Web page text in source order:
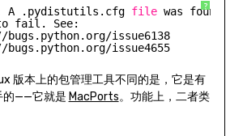
?
A .pydistutils.cfg file was found
fail. See:
bugs .python.org/issue6138
bugs .python.org/issue4655
版本上的包管理工具不同的是，它是有
的——它就是 MacPorts。功能上，二者类